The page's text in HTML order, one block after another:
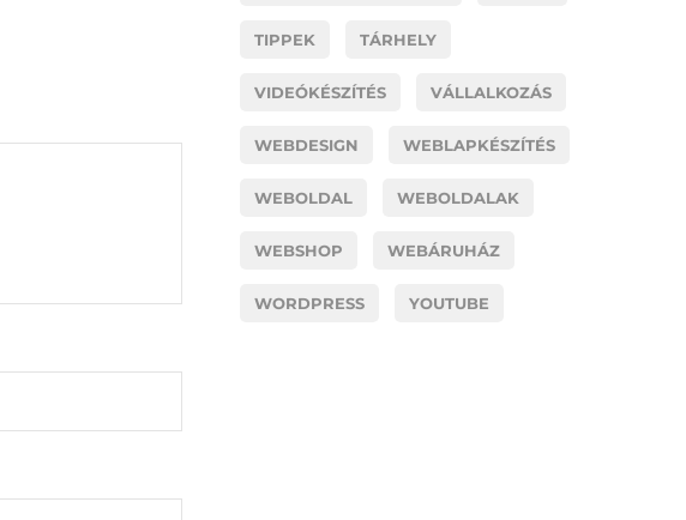
TIPPEK TÁRHELY
VIDEÓKÉSZÍTÉS VÁLLALKOZÁS
WEBDESIGN WEBLAPKÉSZÍTÉS
WEBOLDAL WEBOLDALAK
WEBSHOP WEBÁRUHÁZ
WORDPRESS YOUTUBE